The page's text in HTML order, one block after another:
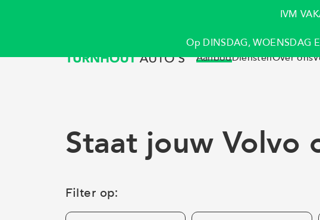
AanbodDienstenOver ons
Staat jouw Volvo
Filter op:
IVM
Op DINSDAG, WOENSDAG